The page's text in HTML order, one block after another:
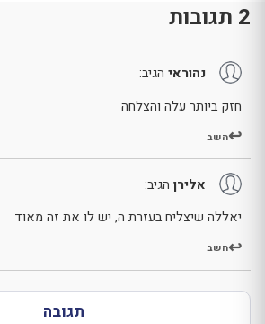
2 תגובות
נהוראי הגיב:
חזק ביותר עלה והצלחה
השב
אלירן הגיב:
יאללה שיצליח בעזרת ה, יש לו את זה מאוד
השב
תגובה